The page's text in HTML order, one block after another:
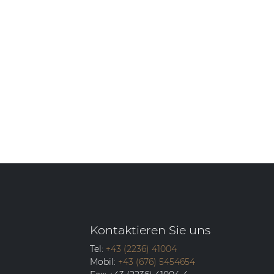
Kontaktieren Sie uns
Tel: +43 (2236) 41004
Mobil: +43 (676) 5454654